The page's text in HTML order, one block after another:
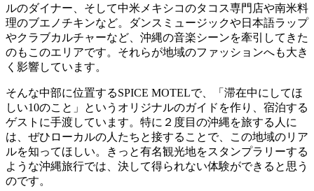
ルのダイナー、そして中米メキシコのタコス専門店や南米料
理のブエノチキンなど。ダンスミュージックや日本語ラップ
やクラブカルチャーなど、沖縄の音楽シーンを牽引してきた
のもこのエリアです。それらが地域のファッションへも大き
く影響しています。
そんな中部に位置するSPICE MOTELで、「滞在中にしてほ
しい10のこと」というオリジナルのガイドを作り、宿泊する
ゲストに手渡しています。特に２度目の沖縄を旅する人に
は、ぜひローカルの人たちと接することで、この地域のリア
ルを知ってほしい。きっと有名観光地をスタンプラリーする
ような沖縄旅行では、決して得られない体験ができると思う
のです。